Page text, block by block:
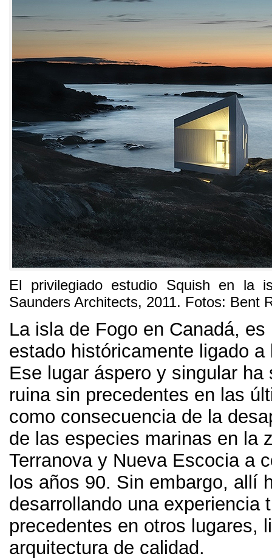
El privilegiado estudio Squish en la
Saunders Architects, 2011. Fotos: Bent
La isla de Fogo en Canadá,
estado históricamente ligado a
Ese lugar áspero y singular ha
ruina sin precedentes en las
como consecuencia de la
de las especies marinas en la
Terranova y Nueva Escocia a
los años 90. Sin embargo, allí
desarrollando una experiencia
precedentes en otros lugares,
arquitectura de calidad.